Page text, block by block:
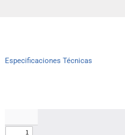
Especificaciones Técnicas